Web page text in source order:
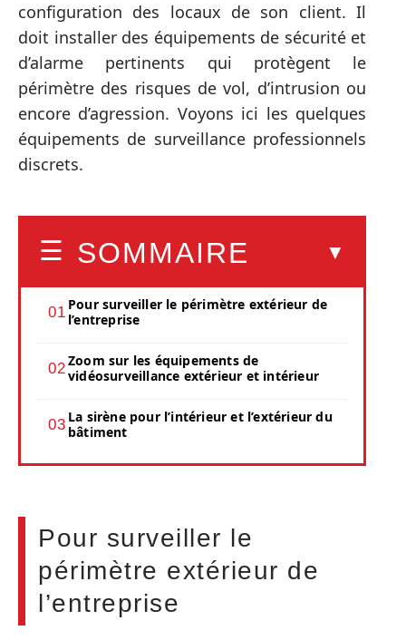
configuration des locaux de son client. Il
doit installer des équipements de sécurité et
d’alarme pertinents qui protègent le
périmètre des risques de vol, d’intrusion ou
encore d’agression. Voyons ici les quelques
équipements de surveillance professionnels
discrets.
SOMMAIRE
Pour surveiller le périmètre extérieur de
l’entreprise
Zoom sur les équipements de
vidéosurveillance extérieur et intérieur
La sirène pour l’intérieur et l’extérieur du
bâtiment
Pour surveiller le
périmètre extérieur de
l’entreprise